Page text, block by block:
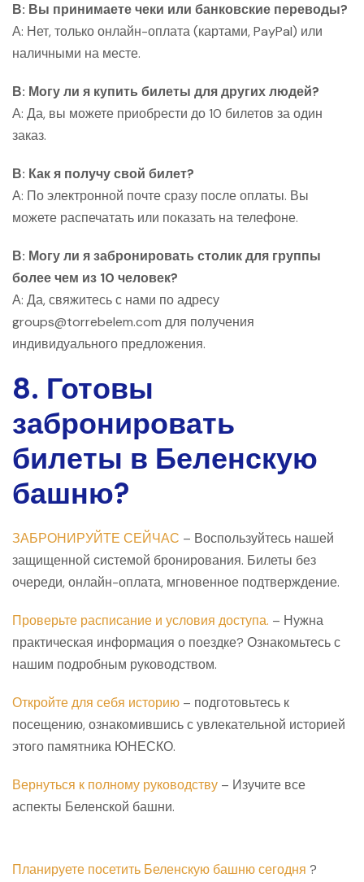
В: Вы принимаете чеки или банковские переводы?
А: Нет, только онлайн-оплата (картами, PayPal) или
наличными на месте.
В: Могу ли я купить билеты для других людей?
А: Да, вы можете приобрести до 10 билетов за один
заказ.
В: Как я получу свой билет?
А: По электронной почте сразу после оплаты. Вы
можете распечатать или показать на телефоне.
В: Могу ли я забронировать столик для группы
более чем из 10 человек?
А: Да, свяжитесь с нами по адресу
groups@torrebelem.com для получения
индивидуального предложения.
8. Готовы
забронировать
билеты в Беленскую
башню?
ЗАБРОНИРУЙТЕ СЕЙЧАС – Воспользуйтесь нашей
защищенной системой бронирования. Билеты без
очереди, онлайн-оплата, мгновенное подтверждение.
Проверьте расписание и условия доступа. – Нужна
практическая информация о поездке? Ознакомьтесь с
нашим подробным руководством.
Откройте для себя историю – подготовьтесь к
посещению, ознакомившись с увлекательной историей
этого памятника ЮНЕСКО.
Вернуться к полному руководству – Изучите все
аспекты Беленской башни.
Планируете посетить Беленскую башню сегодня ?